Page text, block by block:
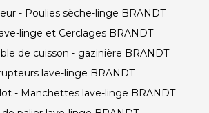
- Poulies sèche-linge BRANDT
linge et Cerclages BRANDT
de cuisson - gazinière BRANDT
lave-linge BRANDT
- Manchettes lave-linge BRANDT